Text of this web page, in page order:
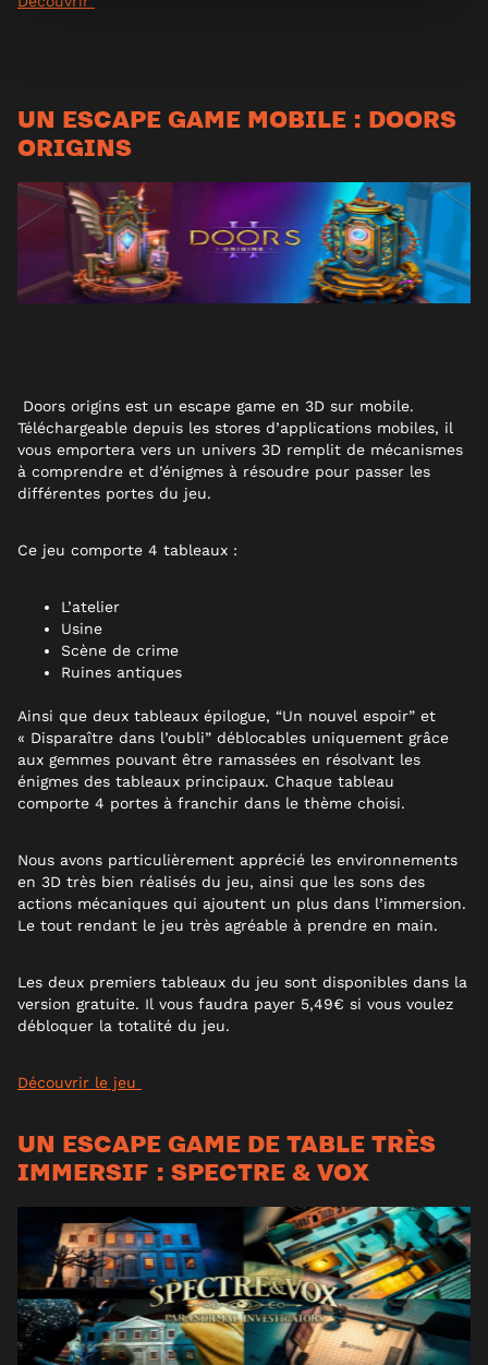
UN ESCAPE GAME MOBILE : DOORS
ORIGINS
Doors origins est un escape game en 3D sur mobile.
Téléchargeable depuis les stores d’applications mobiles, il
vous emportera vers un univers 3D remplit de mécanismes
à comprendre et d’énigmes à résoudre pour passer les
différentes portes du jeu.
Ce jeu comporte 4 tableaux :
L’atelier
Usine
Scène de crime
Ruines antiques
Ainsi que deux tableaux épilogue, “Un nouvel espoir” et
« Disparaître dans l’oubli” déblocables uniquement grâce
aux gemmes pouvant être ramassées en résolvant les
énigmes des tableaux principaux. Chaque tableau
comporte 4 portes à franchir dans le thème choisi.
Nous avons particulièrement apprécié les environnements
en 3D très bien réalisés du jeu, ainsi que les sons des
actions mécaniques qui ajoutent un plus dans l’immersion.
Le tout rendant le jeu très agréable à prendre en main.
Les deux premiers tableaux du jeu sont disponibles dans la
version gratuite. Il vous faudra payer 5,49€ si vous voulez
débloquer la totalité du jeu.
Découvrir le jeu
UN ESCAPE GAME DE TABLE TRÈS
IMMERSIF : SPECTRE & VOX